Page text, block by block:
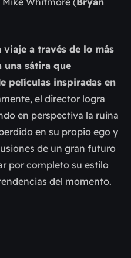
a través de lo más
una sátira que
películas inspiradas en
el director logra
en perspectiva la ruina
en su propio ego y
de un gran futuro
por completo su estilo
del momento.